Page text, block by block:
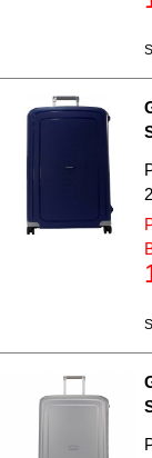
publicité et
avec d'autres
ou qu'ils ont
services.